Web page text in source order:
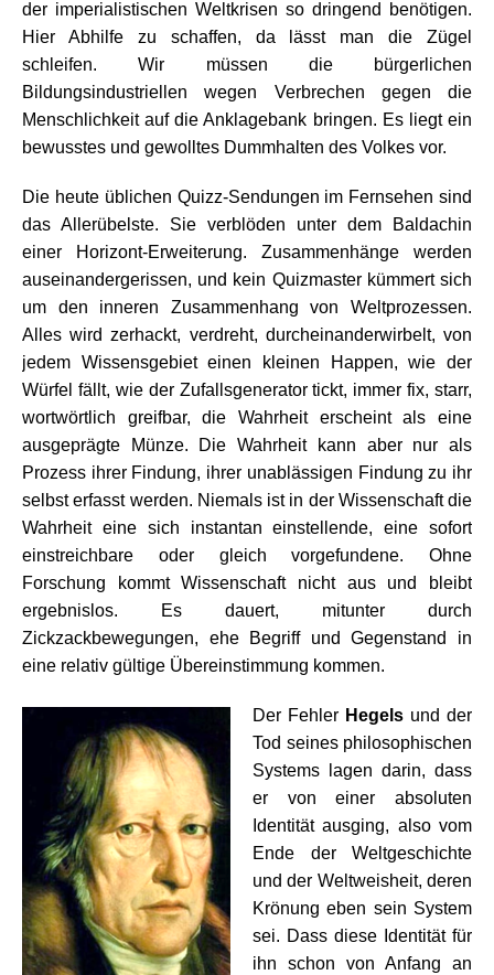
der imperialistischen Weltkrisen so dringend benötigen.
Hier Abhilfe zu schaffen, da lässt man die Zügel
schleifen. Wir müssen die bürgerlichen
Bildungsindustriellen wegen Verbrechen gegen die
Menschlichkeit auf die Anklagebank bringen. Es liegt ein
bewusstes und gewolltes Dummhalten des Volkes vor.
Die heute üblichen Quizz-Sendungen im Fernsehen sind
das Allerübelste. Sie verblöden unter dem Baldachin
einer Horizont-Erweiterung. Zusammenhänge werden
auseinandergerissen, und kein Quizmaster kümmert sich
um den inneren Zusammenhang von Weltprozessen.
Alles wird zerhackt, verdreht, durcheinanderwirbelt, von
jedem Wissensgebiet einen kleinen Happen, wie der
Würfel fällt, wie der Zufallsgenerator tickt, immer fix, starr,
wortwörtlich greifbar, die Wahrheit erscheint als eine
ausgeprägte Münze. Die Wahrheit kann aber nur als
Prozess ihrer Findung, ihrer unablässigen Findung zu ihr
selbst erfasst werden. Niemals ist in der Wissenschaft die
Wahrheit eine sich instantan einstellende, eine sofort
einstreichbare oder gleich vorgefundene. Ohne
Forschung kommt Wissenschaft nicht aus und bleibt
ergebnislos. Es dauert, mitunter durch
Zickzackbewegungen, ehe Begriff und Gegenstand in
eine relativ gültige Übereinstimmung kommen.
Der Fehler Hegels und der
Tod seines philosophischen
Systems lagen darin, dass
er von einer absoluten
Identität ausging, also vom
Ende der Weltgeschichte
und der Weltweisheit, deren
Krönung eben sein System
sei. Dass diese Identität für
ihn schon von Anfang an